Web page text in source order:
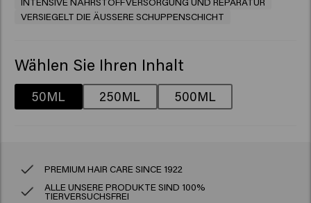
VERSIEGELT DIE ÄUSSERE SCHUPPENSCHICHT
Wählen Sie Ihren Inhalt
50ML 250ML 500ML
PREMIUM HAIR CARE SINCE 1922
ALLE UNSERE PRODUKTE SIND 100%
TIERVERSUCHSFREI